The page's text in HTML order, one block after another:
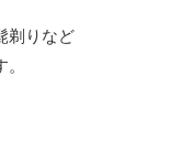
剃りなど